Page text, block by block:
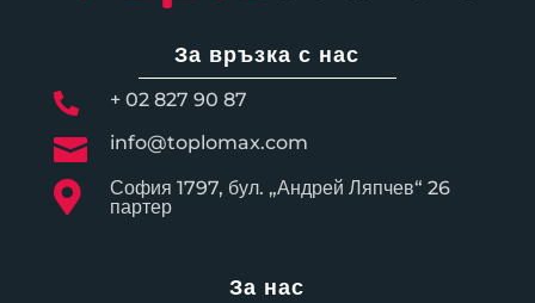
За връзка с нас
 + 02 827 90 87
 info@toplomax.com

София 1797, бул. „Андрей Ляпчев“ 26
партер
За нас